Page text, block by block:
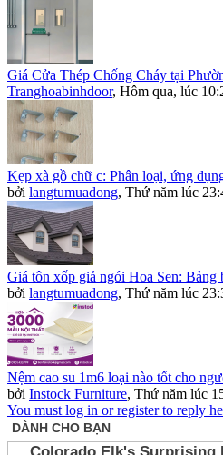
Giá Cửa Thép Chống Cháy tại
Tranghoabinhdoor, Hôm qua, lúc
Kẹp xà gồ chữ c: Phân loại, ứng
bởi langtumuadong, Thứ năm lúc
Giá tôn xốp giả ngói Hoa Sen: Bảng
bởi langtumuadong, Thứ năm lúc
Nệm cao su 1m6 loại nào tốt cho
bởi Instock Furniture, Thứ năm lúc
You must log in or register to reply